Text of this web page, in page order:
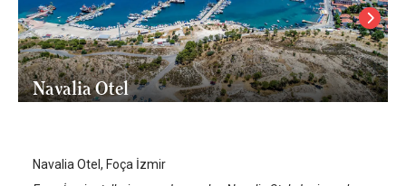
Navalia Otel
Navalia Otel, Foça İzmir